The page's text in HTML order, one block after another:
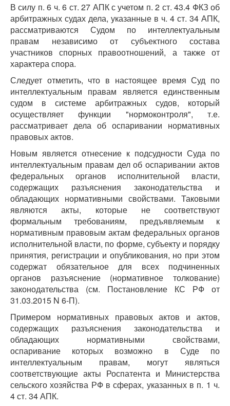
В силу п. 6 ч. 6 ст. 27 АПК с учетом п. 2 ст. 43.4 ФКЗ об
арбитражных судах дела, указанные в ч. 4 ст. 34 АПК,
рассматриваются Судом по интеллектуальным
правам независимо от субъектного состава
участников спорных правоотношений, а также от
характера спора.
Следует отметить, что в настоящее время Суд по
интеллектуальным правам является единственным
судом в системе арбитражных судов, который
осуществляет функции "нормоконтроля", т.е.
рассматривает дела об оспаривании нормативных
правовых актов.
Новым является отнесение к подсудности Суда по
интеллектуальным правам дел об оспаривании актов
федеральных органов исполнительной власти,
содержащих разъяснения законодательства и
обладающих нормативными свойствами. Таковыми
являются акты, которые не соответствуют
формальным требованиям, предъявляемым к
нормативным правовым актам федеральных органов
исполнительной власти, по форме, субъекту и порядку
принятия, регистрации и опубликования, но при этом
содержат обязательное для всех подчиненных
органов разъяснение (нормативное толкование)
законодательства (см. Постановление КС РФ от
31.03.2015 N 6-П).
Примером нормативных правовых актов и актов,
содержащих разъяснения законодательства и
обладающих нормативными свойствами,
оспаривание которых возможно в Суде по
интеллектуальным правам, могут являться
соответствующие акты Роспатента и Министерства
сельского хозяйства РФ в сферах, указанных в п. 1 ч.
4 ст. 34 АПК.